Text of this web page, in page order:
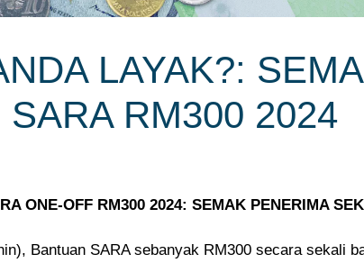
LAYAK?:
RM300 2024
ONE-OFF RM300 2024: SEMAK PENERIMA
Bantuan SARA sebanyak RM300 secara sekali